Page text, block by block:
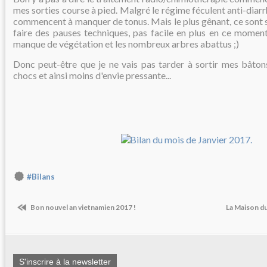
mes sorties course à pied. Malgré le régime féculent anti-
commencent à manquer de tonus. Mais le plus gênant, ce sont
faire des pauses techniques, pas facile en plus en ce
manque de végétation et les nombreux arbres abattus ;)
Donc peut-être que je ne vais pas tarder à sortir mes
chocs et ainsi moins d'envie pressante...
#Bilans
Bon nouvel an vietnamien 2017 ! La Maison
S'inscrire à la newsletter